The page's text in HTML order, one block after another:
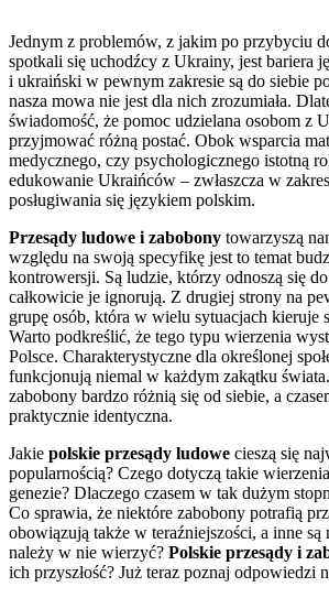
Jednym z problemów, z jakim po przybyciu
spotkali się uchodźcy z Ukrainy, jest bariera
i ukraiński w pewnym zakresie są do siebie
nasza mowa nie jest dla nich zrozumiała.
świadomość, że pomoc udzielana osobom z
przyjmować różną postać. Obok wsparcia
medycznego, czy psychologicznego istotną
edukowanie Ukraińców – zwłaszcza w
posługiwania się językiem polskim.
Przesądy ludowe i zabobony towarzyszą
względu na swoją specyfikę jest to temat
kontrowersji. Są ludzie, którzy odnoszą się
całkowicie je ignorują. Z drugiej strony na
grupę osób, która w wielu sytuacjach kieruje
Warto podkreślić, że tego typu wierzenia
Polsce. Charakterystyczne dla określonej
funkcjonują niemal w każdym zakątku
zabobony bardzo różnią się od siebie, a
praktycznie identyczna.
Jakie polskie przesądy ludowe cieszą się
popularnością? Czego dotyczą takie
genezie? Dlaczego czasem w tak dużym
Co sprawia, że niektóre zabobony potrafią
obowiązują także w teraźniejszości, a inne są
należy w nie wierzyć? Polskie przesądy i
ich przyszłość? Już teraz poznaj odpowiedzi